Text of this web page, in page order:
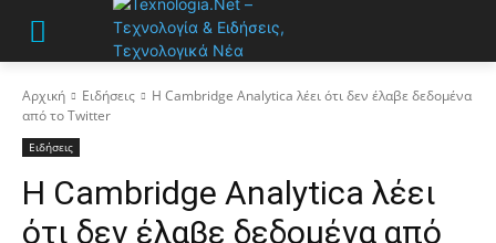
Αρχική Ειδήσεις
Η Cambridge Analytica λέει ότι δεν έλαβε δεδομένα
από το Twitter
Ειδήσεις
Η Cambridge Analytica λέει
ότι δεν έλαβε δεδομένα από